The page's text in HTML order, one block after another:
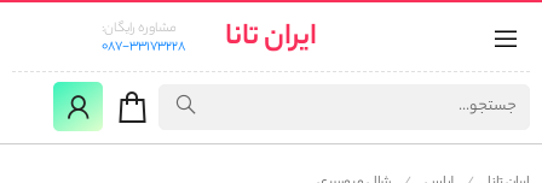
ایران تانا
مشاوره رایگان:
087-33173228